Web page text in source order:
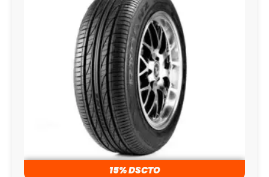
15% DSCTO